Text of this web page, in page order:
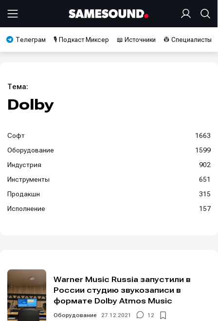
Телеграм 🎙️ Подкаст Миксер 📖 Источники 👷 Специалисты
Тема:
Dolby
Софт
1663
Оборудование
1599
Индустрия
902
Инструменты
651
Продакшн
315
Исполнение
157
Warner Music Russia запустили в
России студию звукозаписи в
формате Dolby Atmos Music
Оборудование 27.12.2021 12